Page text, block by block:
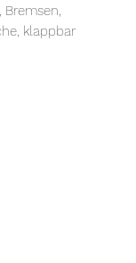
klappbar